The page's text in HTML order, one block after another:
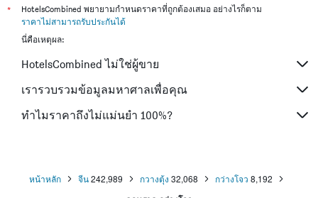
*
HotelsCombined พยายามกำหนดราคาที่ถูกต้องเสมอ อย่างไรก็ตาม
ราคาไม่สามารถรับประกันได้
นี่คือเหตุผล:
HotelsCombined ไม่ใช่ผู้ขาย
เรารวบรวมข้อมูลมหาศาลเพื่อคุณ
ทำไมราคาถึงไม่แม่นยำ 100%?
หน้าหลัก จีน 242,989 กวางตุ้ง 32,068 กว่างโจว 8,192